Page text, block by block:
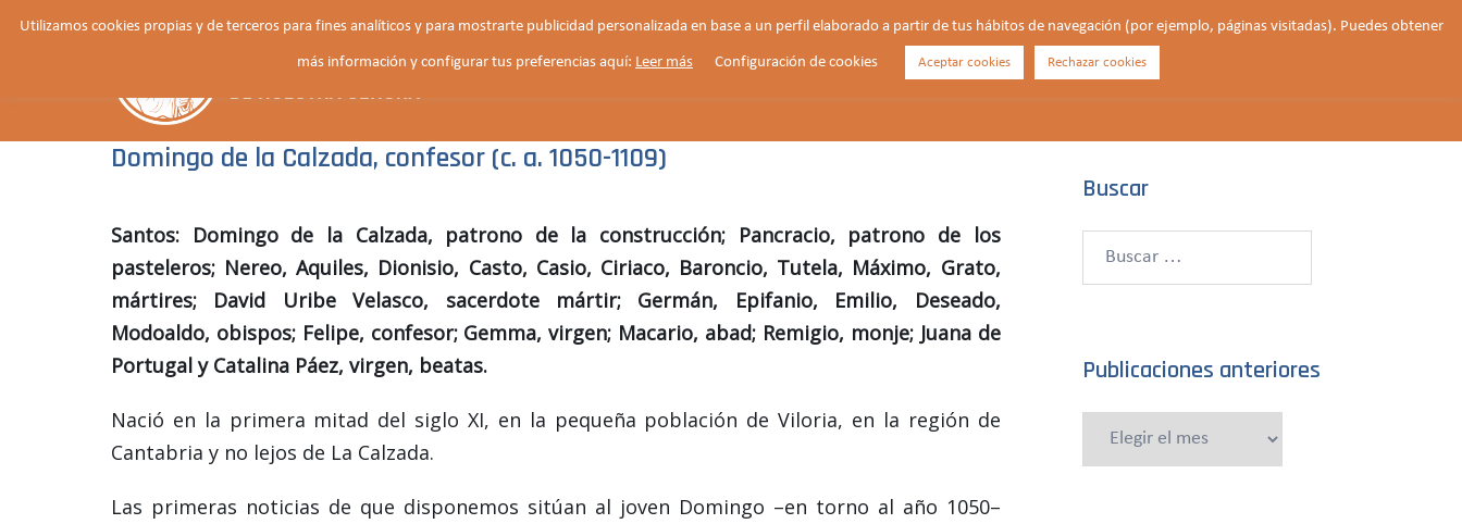
Saltar
HORARIOS VIDA PARROQUIAL NOTICIAS ¿QUIÉNES SOMOS?
Domingo de la Calzada, confesor (c. a. 1050-1109)
Santos: Domingo de la Calzada, patrono de la construcción; Pancracio, patrono de los
pasteleros; Nereo, Aquiles, Dionisio, Casto, Casio, Ciriaco, Baroncio, Tutela, Máximo, Grato,
mártires; David Uribe Velasco, sacerdote mártir; Germán, Epifanio, Emilio, Deseado,
Modoaldo, obispos; Felipe, confesor; Gemma, virgen; Macario, abad; Remigio, monje; Juana de
Portugal y Catalina Páez, virgen, beatas.
Nació en la primera mitad del siglo XI, en la pequeña población de Viloria, en la región de
Cantabria y no lejos de La Calzada.
Las primeras noticias de que disponemos sitúan al joven Domingo –en torno al año 1050–
Buscar
Buscar:
Publicaciones anteriores
Publicaciones
Utilizamos cookies propias y de terceros para fines analíticos y para mostrarte publicidad personalizada en base a un perfil elaborado a partir de tus hábitos de navegación (por ejemplo, páginas visitadas). Puedes obtener
más información y configurar tus preferencias aquí: Leer más Configuración de cookies Aceptar cookies Rechazar cookies